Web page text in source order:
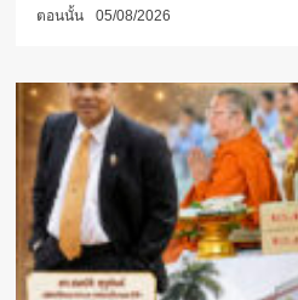
ตอนนั้น 05/08/2026